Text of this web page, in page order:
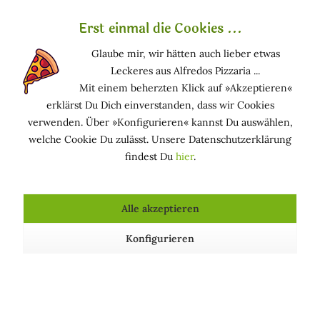
Winterliche Toskana - Heiße Quellen &
verschneite Hügel
Die Toskana hat auch im Winter viel zu bieten. Um die
großen Attraktionen und Sehenswürdigkeiten ohne
Ansturm und Gedränge von Touristen zu erleben, ist
der Winter die perfekte Jahreszeit.
Erst einmal die Cookies ...
Glaube mir, wir hätten auch lieber etwas
Leckeres aus Alfredos Pizzaria ...
Mit einem beherzten Klick auf »Akzeptieren«
erklärst Du Dich einverstanden, dass wir Cookies
verwenden. Über »Konfigurieren« kannst Du auswählen,
welche Cookie Du zulässt. Unsere Datenschutzerklärung
findest Du hier.
Alle akzeptieren
Konfigurieren